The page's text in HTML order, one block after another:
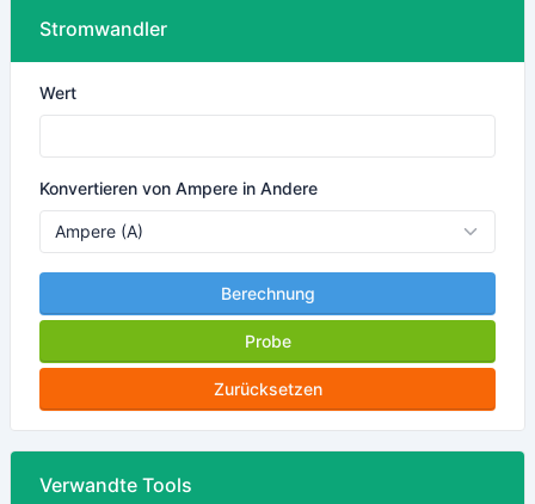
Stromwandler
Wert
Konvertieren von Ampere in Andere
Berechnung
Probe
Zurücksetzen
Verwandte Tools